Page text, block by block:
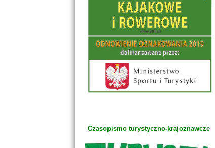
Czasopismo turystyczno-krajoznawcze